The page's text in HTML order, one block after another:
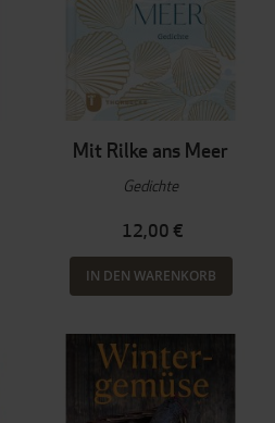
Mit Rilke ans Meer
Gedichte
12,00 €
IN DEN WARENKORB